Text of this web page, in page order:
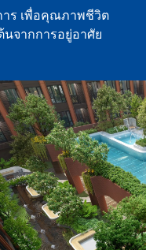
าร เพื่อคุณภาพชีวิต
นจากการอยู่อาศัย